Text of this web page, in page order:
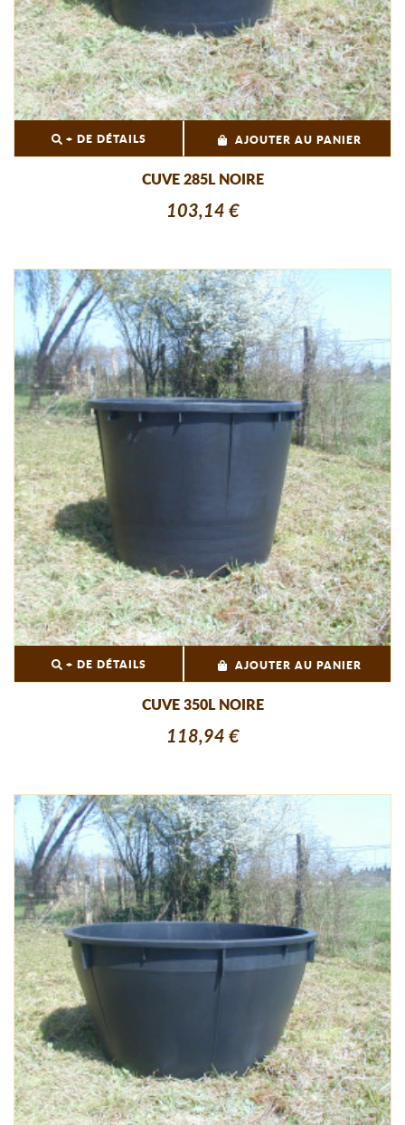
+ DE DÉTAILS AJOUTER AU PANIER
CUVE 285L NOIRE
103,14 €
+ DE DÉTAILS AJOUTER AU PANIER
CUVE 350L NOIRE
118,94 €